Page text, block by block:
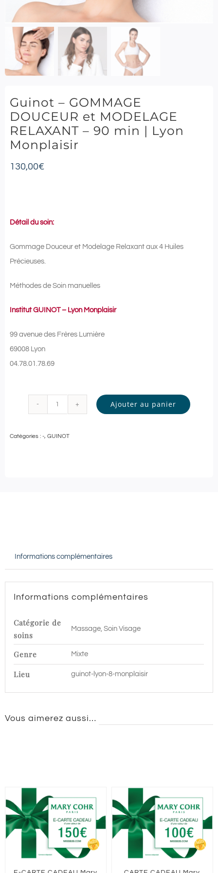
Guinot – GOMMAGE
DOUCEUR et MODELAGE
RELAXANT – 90 min | Lyon
Monplaisir
130,00€
Détail du soin:
Gommage Douceur et Modelage Relaxant aux 4 Huiles
Précieuses.
Méthodes de Soin manuelles
Institut GUINOT – Lyon Monplaisir
99 avenue des Frères Lumière
69008 Lyon
04.78.01.78.69
Guinot
90
min
Lyon
Ajouter au panier
Catégories : -, GUINOT
Informations complémentaires
Informations complémentaires
Catégorie de
soins
Massage, Soin Visage
Genre Mixte
Lieu guinot-lyon-8-monplaisir
Vous aimerez aussi…